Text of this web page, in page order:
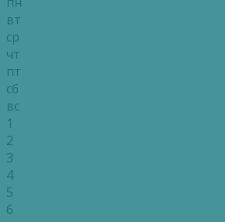
вт
ср
чт
пт
сб
вс
1
2
3
4
5
6